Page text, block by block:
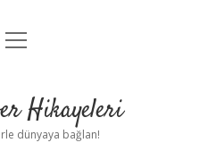
Uyarı
menüyü
Hikayeleri
dünyaya bağlan!